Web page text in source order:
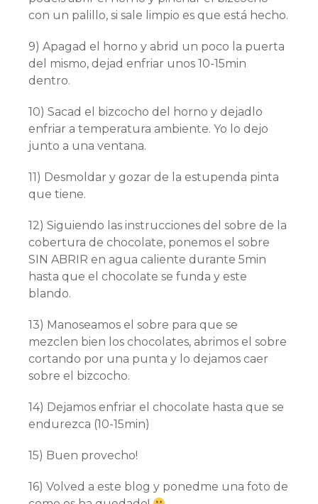
con un palillo, si sale limpio es que está hecho.
9) Apagad el horno y abrid un poco la puerta
del mismo, dejad enfriar unos 10-15min
dentro.
10) Sacad el bizcocho del horno y dejadlo
enfriar a temperatura ambiente. Yo lo dejo
junto a una ventana.
11) Desmoldar y gozar de la estupenda pinta
que tiene.
12) Siguiendo las instrucciones del sobre de la
cobertura de chocolate, ponemos el sobre
SIN ABRIR en agua caliente durante 5min
hasta que el chocolate se funda y este
blando.
13) Manoseamos el sobre para que se
mezclen bien los chocolates, abrimos el sobre
cortando por una punta y lo dejamos caer
sobre el bizcocho.
14) Dejamos enfriar el chocolate hasta que se
endurezca (10-15min)
15) Buen provecho!
16) Volved a este blog y ponedme una foto de